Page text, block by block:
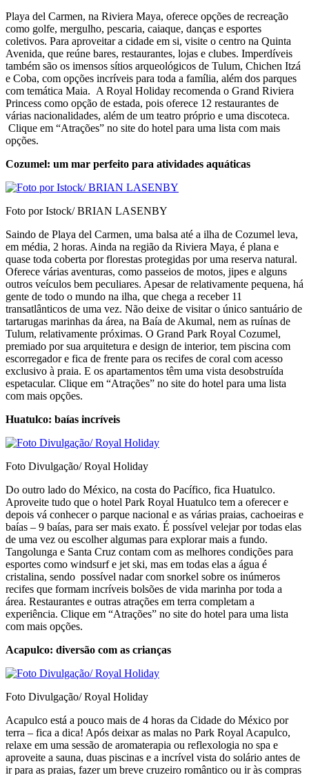
Playa del Carmen, na Riviera Maya, oferece opções de recreação
como golfe, mergulho, pescaria, caiaque, danças e esportes
coletivos. Para aproveitar a cidade em si, visite o centro na Quinta
Avenida, que reúne bares, restaurantes, lojas e clubes. Imperdíveis
também são os imensos sítios arqueológicos de Tulum, Chichen Itzá
e Coba, com opções incríveis para toda a família, além dos parques
com temática Maia. A Royal Holiday recomenda o Grand Riviera
Princess como opção de estada, pois oferece 12 restaurantes de
várias nacionalidades, além de um teatro próprio e uma discoteca.
Clique em “Atrações” no site do hotel para uma lista com mais
opções.
Cozumel: um mar perfeito para atividades aquáticas
Foto por Istock/ BRIAN LASENBY
Saindo de Playa del Carmen, uma balsa até a ilha de Cozumel leva,
em média, 2 horas. Ainda na região da Riviera Maya, é plana e
quase toda coberta por florestas protegidas por uma reserva natural.
Oferece várias aventuras, como passeios de motos, jipes e alguns
outros veículos bem peculiares. Apesar de relativamente pequena, há
gente de todo o mundo na ilha, que chega a receber 11
transatlânticos de uma vez. Não deixe de visitar o único santuário de
tartarugas marinhas da área, na Baía de Akumal, nem as ruínas de
Tulum, relativamente próximas. O Grand Park Royal Cozumel,
premiado por sua arquitetura e design de interior, tem piscina com
escorregador e fica de frente para os recifes de coral com acesso
exclusivo à praia. E os apartamentos têm uma vista desobstruída
espetacular. Clique em “Atrações” no site do hotel para uma lista
com mais opções.
Huatulco: baías incríveis
Foto Divulgação/ Royal Holiday
Do outro lado do México, na costa do Pacífico, fica Huatulco.
Aproveite tudo que o hotel Park Royal Huatulco tem a oferecer e
depois vá conhecer o parque nacional e as várias praias, cachoeiras e
baías – 9 baías, para ser mais exato. É possível velejar por todas elas
de uma vez ou escolher algumas para explorar mais a fundo.
Tangolunga e Santa Cruz contam com as melhores condições para
esportes como windsurf e jet ski, mas em todas elas a água é
cristalina, sendo possível nadar com snorkel sobre os inúmeros
recifes que formam incríveis bolsões de vida marinha por toda a
área. Restaurantes e outras atrações em terra completam a
experiência. Clique em “Atrações” no site do hotel para uma lista
com mais opções.
Acapulco: diversão com as crianças
Foto Divulgação/ Royal Holiday
Acapulco está a pouco mais de 4 horas da Cidade do México por
terra – fica a dica! Após deixar as malas no Park Royal Acapulco,
relaxe em uma sessão de aromaterapia ou reflexologia no spa e
aproveite a sauna, duas piscinas e a incrível vista do solário antes de
ir para as praias, fazer um breve cruzeiro romântico ou ir às compras